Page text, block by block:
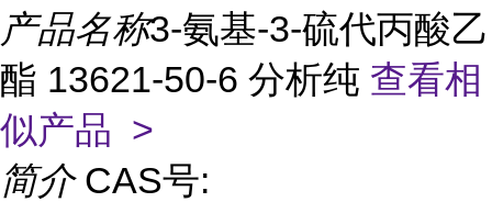
产品名称3-氨基-3-硫代丙酸乙
酯 13621-50-6 分析纯 查看相
似产品 >
简介 CAS号: